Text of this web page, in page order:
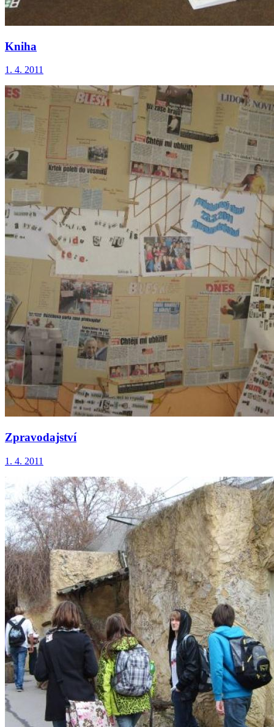
Kniha
1. 4. 2011
Zpravodajství
1. 4. 2011